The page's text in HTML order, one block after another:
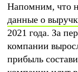
Напомним, что
данные о
2021 года. За
компании
прибыль